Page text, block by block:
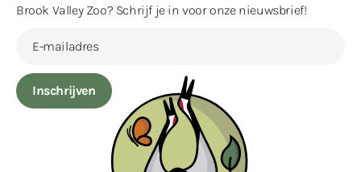
Brook Valley Zoo? Schrijf je in voor onze nieuwsbrief!
Inschrijven